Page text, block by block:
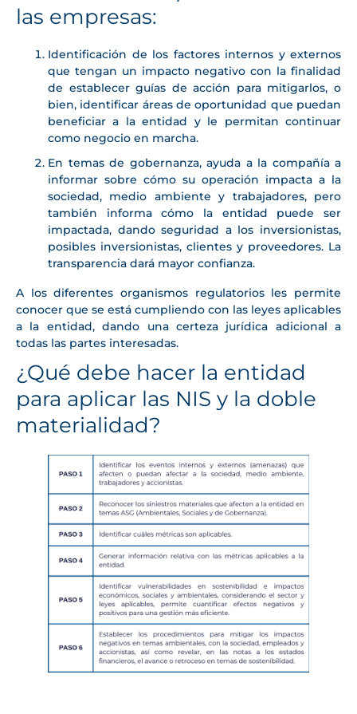
las empresas:
Identificación de los factores internos y externos
que tengan un impacto negativo con la finalidad
de establecer guías de acción para mitigarlos, o
bien, identificar áreas de oportunidad que puedan
beneficiar a la entidad y le permitan continuar
como negocio en marcha.
En temas de gobernanza, ayuda a la compañía a
informar sobre cómo su operación impacta a la
sociedad, medio ambiente y trabajadores, pero
también informa cómo la entidad puede ser
impactada, dando seguridad a los inversionistas,
posibles inversionistas, clientes y proveedores. La
transparencia dará mayor confianza.
A los diferentes organismos regulatorios les permite
conocer que se está cumpliendo con las leyes aplicables
a la entidad, dando una certeza jurídica adicional a
todas las partes interesadas.
¿Qué debe hacer la entidad
para aplicar las NIS y la doble
materialidad?